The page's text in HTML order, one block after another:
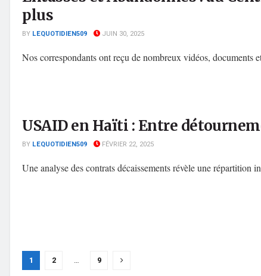
plus
BY LEQUOTIDIEN509 JUIN 30, 2025
Nos correspondants ont reçu de nombreux vidéos, documents
USAID en Haïti : Entre
BY LEQUOTIDIEN509 FÉVRIER 22, 2025
Une analyse des contrats décaissements révèle une répartition
1 2 … 9